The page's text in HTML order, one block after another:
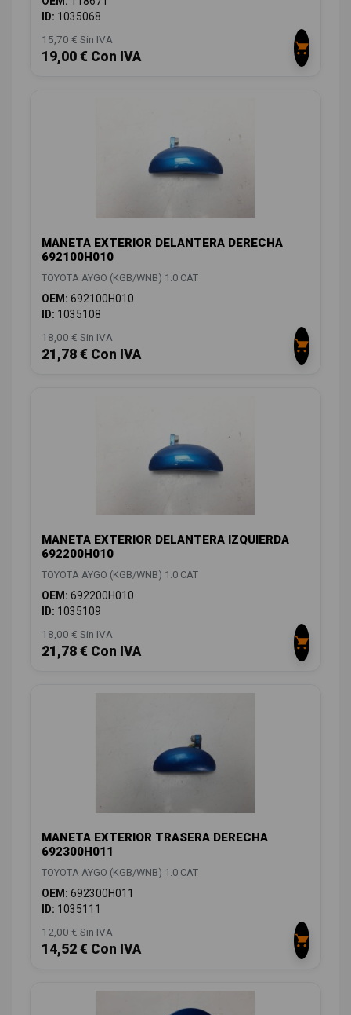
ID: 1035068
15,70 € Sin IVA
19,00 € Con IVA
MANETA EXTERIOR DELANTERA DERECHA
692100H010
TOYOTA AYGO (KGB/WNB) 1.0 CAT
OEM: 692100H010
ID: 1035108
18,00 € Sin IVA
21,78 € Con IVA
MANETA EXTERIOR DELANTERA IZQUIERDA
692200H010
TOYOTA AYGO (KGB/WNB) 1.0 CAT
OEM: 692200H010
ID: 1035109
18,00 € Sin IVA
21,78 € Con IVA
MANETA EXTERIOR TRASERA DERECHA
692300H011
TOYOTA AYGO (KGB/WNB) 1.0 CAT
OEM: 692300H011
ID: 1035111
12,00 € Sin IVA
14,52 € Con IVA